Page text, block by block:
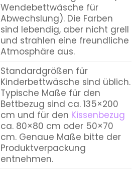
Wendebettwäsche für
Abwechslung). Die Farben
sind lebendig, aber nicht grell
und strahlen eine freundliche
Atmosphäre aus.
Standardgrößen für
Kinderbettwäsche sind üblich.
Typische Maße für den
Bettbezug sind ca. 135×200
cm und für den Kissenbezug
ca. 80×80 cm oder 50×70
cm. Genaue Maße bitte der
Produktverpackung
entnehmen.